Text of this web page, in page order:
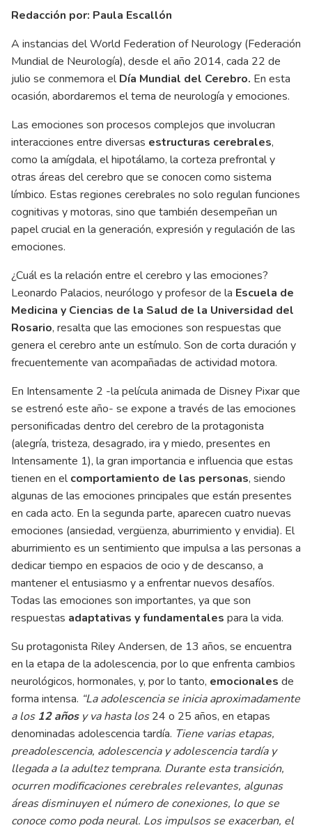
Redacción por: Paula Escallón
A instancias del World Federation of Neurology (Federación
Mundial de Neurología), desde el año 2014, cada 22 de
julio se conmemora elDía Mundial del Cerebro. En esta
ocasión, abordaremos el tema de neurología y emociones.
Las emociones son procesos complejos que involucran
interacciones entre diversas estructuras cerebrales,
como la amígdala, el hipotálamo, la corteza prefrontal y
otras áreas del cerebro que se conocen como sistema
límbico. Estas regiones cerebrales no solo regulan funciones
cognitivas y motoras, sino que también desempeñan un
papel crucial en la generación, expresión y regulación de las
emociones.
¿Cuál es la relación entre el cerebro y las emociones?
Leonardo Palacios, neurólogo y profesor de la Escuela de
Medicina y Ciencias de la Salud de la Universidad del
Rosario, resalta que las emociones son respuestas que
genera el cerebro ante un estímulo. Son de corta duración y
frecuentemente van acompañadas de actividad motora.
En Intensamente 2 -la película animada de Disney Pixar que
se estrenó este año- se expone a través de las emociones
personificadas dentro del cerebro de la protagonista
(alegría, tristeza, desagrado, ira y miedo, presentes en
Intensamente 1), la gran importancia e influencia que estas
tienen en elcomportamiento de las personas, siendo
algunas de las emociones principales que están presentes
en cada acto. En la segunda parte, aparecen cuatro nuevas
emociones (ansiedad, vergüenza, aburrimiento y envidia). El
aburrimiento es un sentimiento que impulsa a las personas a
dedicar tiempo en espacios de ocio y de descanso, a
mantener el entusiasmo y a enfrentar nuevos desafíos.
Todas las emociones son importantes, ya que son
respuestas adaptativas y fundamentales para la vida.
Su protagonista Riley Andersen, de 13 años, se encuentra
en la etapa de la adolescencia, por lo que enfrenta cambios
neurológicos, hormonales, y, por lo tanto, emocionales de
forma intensa. “La adolescencia se inicia aproximadamente
a los12 añosy va hasta los24 o 25 años, en etapas
denominadas adolescencia tardía. Tiene varias etapas,
preadolescencia, adolescencia y adolescencia tardía y
llegada a la adultez temprana. Durante esta transición,
ocurren modificaciones cerebrales relevantes, algunas
áreas disminuyen el número de conexiones, lo que se
conoce como poda neural. Los impulsos se exacerban, el